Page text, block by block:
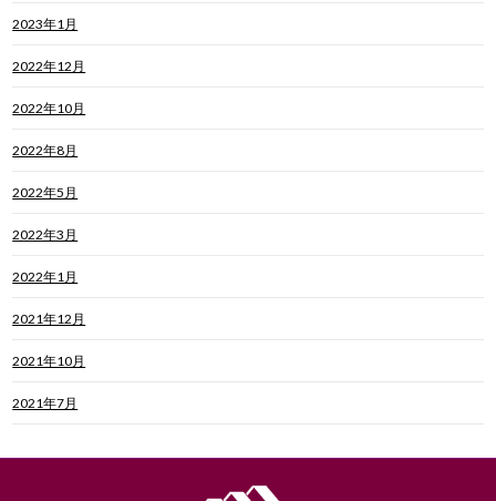
2023年1月
2022年12月
2022年10月
2022年8月
2022年5月
2022年3月
2022年1月
2021年12月
2021年10月
2021年7月